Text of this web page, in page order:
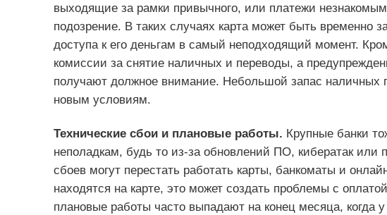
выходящие за рамки привычного, или платежи
подозрение. В таких случаях карта может быть временно
доступа к его деньгам в самый неподходящий момент.
комиссии за снятие наличных и переводы, а
получают должное внимание. Небольшой запас наличных
новым условиям.
Технические сбои и плановые работы. Крупные банки
неполадкам, будь то из-за обновлений ПО, кибератак или
сбоев могут перестать работать карты, банкоматы и
находятся на карте, это может создать проблемы с
плановые работы часто выпадают на конец месяца, когда